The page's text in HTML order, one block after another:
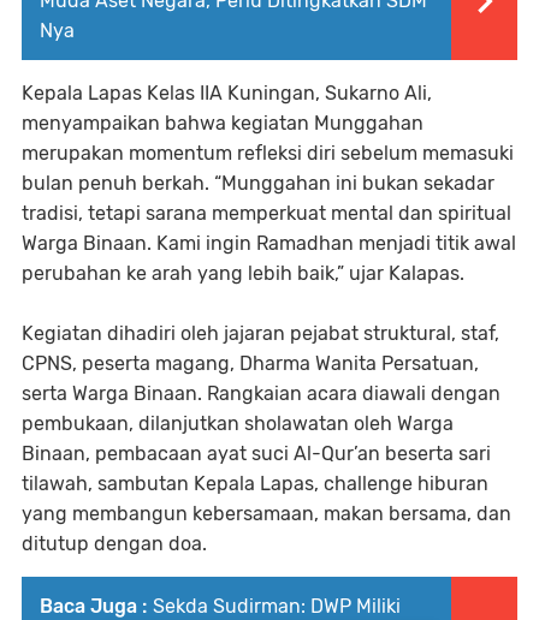
Nya
Kepala Lapas Kelas IIA Kuningan, Sukarno Ali,
menyampaikan bahwa kegiatan Munggahan
merupakan momentum refleksi diri sebelum memasuki
bulan penuh berkah. “Munggahan ini bukan sekadar
tradisi, tetapi sarana memperkuat mental dan spiritual
Warga Binaan. Kami ingin Ramadhan menjadi titik awal
perubahan ke arah yang lebih baik,” ujar Kalapas.
Kegiatan dihadiri oleh jajaran pejabat struktural, staf,
CPNS, peserta magang, Dharma Wanita Persatuan,
serta Warga Binaan. Rangkaian acara diawali dengan
pembukaan, dilanjutkan sholawatan oleh Warga
Binaan, pembacaan ayat suci Al-Qur’an beserta sari
tilawah, sambutan Kepala Lapas, challenge hiburan
yang membangun kebersamaan, makan bersama, dan
ditutup dengan doa.
Baca Juga : Sekda Sudirman: DWP Miliki